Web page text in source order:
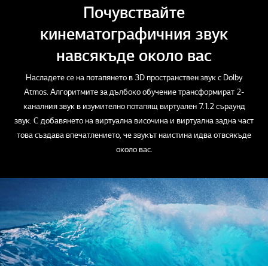
Почувствайте
кинематографичния звук
навсякъде около вас
Насладете се на потапянето в 3D пространствен звук с Dolby
Atmos. Алгоритмите за дълбоко обучение трансформират 2-
каналния звук в изумително потапящ виртуален 7.1.2 съраунд
звук. С добавянето на виртуална височина и виртуална задна част
това създава впечатлението, че звукът наистина идва отвсякъде
около вас.